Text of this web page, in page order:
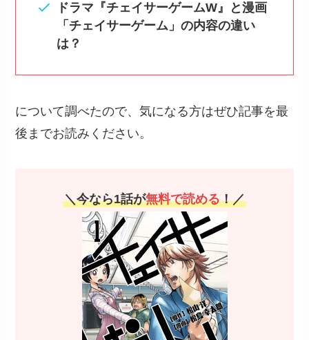
ドラマ『チェイサーゲームW』と漫画
「チェイサーゲーム」の内容の違い
は？
について調べたので、気になる方はぜひ記事を最
後までお読みください。
＼今なら1話が無料で読める！／